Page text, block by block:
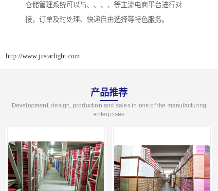
仓储管理系统可以与、、、、等主流电商平台进行对
接，订单及时处理、快递自由选择等特色服务。
http://www.justarlight.com
产品推荐
Development, design, production and sales in one of the manufacturing
enterprises